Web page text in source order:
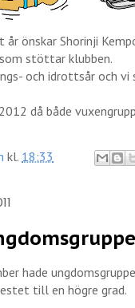
önskar Shorinji
stöttar klubben.
och idrottsår och vi
då både
kl. 18:33
hade
till en högre grad.